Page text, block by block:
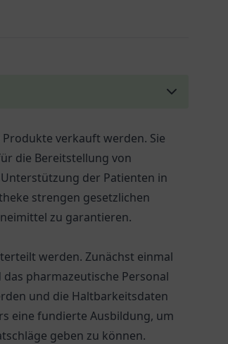
verkauft werden. Sie
die Bereitstellung von
der Patienten in
strengen gesetzlichen
zu garantieren.
werden. Zunächst einmal
pharmazeutische Personal
und die Haltbarkeitsdaten
eine fundierte Ausbildung, um
geben zu können.